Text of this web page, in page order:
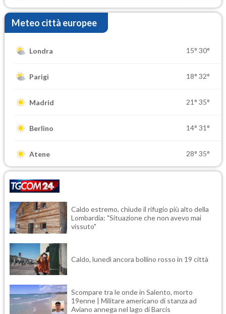
Meteo città europee
Londra 15° 30°
Parigi 18° 32°
Madrid 21° 35°
Berlino 14° 31°
Atene 28° 35°
Caldo estremo, chiude il rifugio più alto della
Lombardia: "Situazione che non avevo mai
vissuto"
Caldo, lunedì ancora bollino rosso in 19 città
Scompare tra le onde in Salento, morto
19enne | Militare americano di stanza ad
Aviano annega nel lago di Barcis